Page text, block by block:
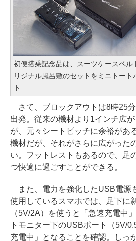
初便搭乗記念品は、スーツケースベル
リジナル風呂敷のセットをミニトー
ト
さて、ブロックアウトは8時25
出発。従来の機材より1インチ広
が、元々シートピッチに余裕があ
機材だが、それがさらに広がった
い。フットレストもあるので、足
つ快適に過ごすことができる。
また、電力を強化したUSB電源
使用しているスマホでは、足下に
（5V/2A）を使うと「急速充電中
トモニター下のUSBポート（5V/
充電中」となることを確認。しっ